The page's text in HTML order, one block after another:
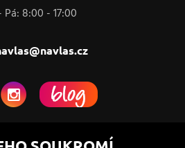
Pá: 8:00 - 17:00
- Vlasová kosmetika